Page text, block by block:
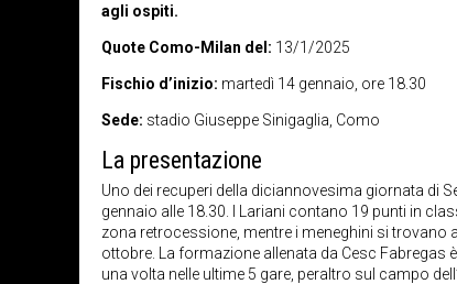
agli ospiti.
Quote Como-Milan del: 13/1/2025
Fischio d’inizio: martedì 14 gennaio, ore 18.30
Sede: stadio Giuseppe Sinigaglia, Como
La presentazione
Uno dei recuperi della diciannovesima giornata di
gennaio alle 18.30. I Lariani contano 19 punti in
zona retrocessione, mentre i meneghini si
ottobre. La formazione allenata da Cesc Fabregas
una volta nelle ultime 5 gare, peraltro sul campo